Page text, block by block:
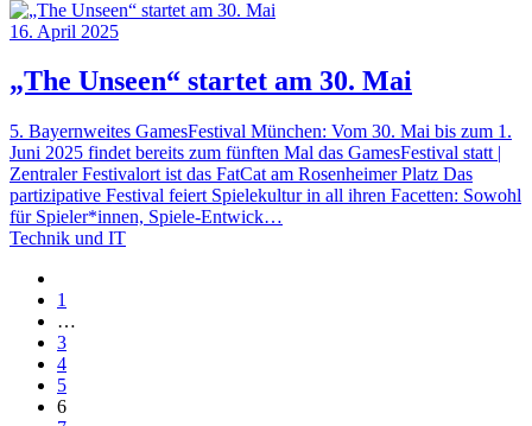
16. April 2025
„The Unseen“ startet am 30. Mai
5. Bayernweites GamesFestival München: Vom 30. Mai bis zum 1.
Juni 2025 findet bereits zum fünften Mal das GamesFestival statt |
Zentraler Festivalort ist das FatCat am Rosenheimer Platz Das
partizipative Festival feiert Spielekultur in all ihren Facetten: Sowohl
für Spieler*innen, Spiele-Entwick…
Technik und IT
1
…
3
4
5
6